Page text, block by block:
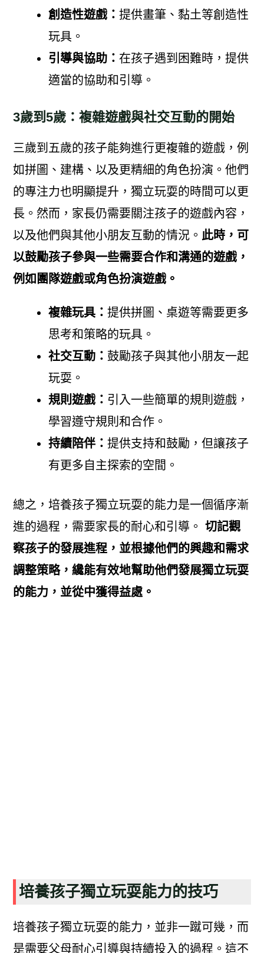
創造性遊戲： 提供畫筆、黏土等創造性
玩具。
引導與協助： 在孩子遇到困難時，提供
適當的協助和引導。
3歲到5歲：複雜遊戲與社交互動的開始
三歲到五歲的孩子能夠進行更複雜的遊戲，例
如拼圖、建構、以及更精細的角色扮演。他們
的專注力也明顯提升，獨立玩耍的時間可以更
長。然而，家長仍需要關注孩子的遊戲內容，
以及他們與其他小朋友互動的情況。 此時，可
以鼓勵孩子參與一些需要合作和溝通的遊戲，
例如團隊遊戲或角色扮演遊戲。
複雜玩具： 提供拼圖、桌遊等需要更多
思考和策略的玩具。
社交互動： 鼓勵孩子與其他小朋友一起
玩耍。
規則遊戲： 引入一些簡單的規則遊戲，
學習遵守規則和合作。
持續陪伴： 提供支持和鼓勵，但讓孩子
有更多自主探索的空間。
總之，培養孩子獨立玩耍的能力是一個循序漸
進的過程，需要家長的耐心和引導。 切記觀
察孩子的發展進程，並根據他們的興趣和需求
調整策略，纔能有效地幫助他們發展獨立玩耍
的能力，並從中獲得益處。
培養孩子獨立玩耍能力的技巧
培養孩子獨立玩耍的能力，並非一蹴可幾，而
是需要父母耐心引導與持續投入的過程。這不